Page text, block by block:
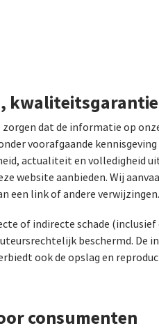
dat de informatie op
voorafgaande
actualiteit en volledigheid
website aanbieden. Wij
een link of andere verwijzingen.
of indirecte schade
beschermd. De
ook de opslag en
consumenten